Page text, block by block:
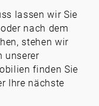
lassen wir Sie
nach dem
stehen wir
unserer
finden Sie
Ihre nächste